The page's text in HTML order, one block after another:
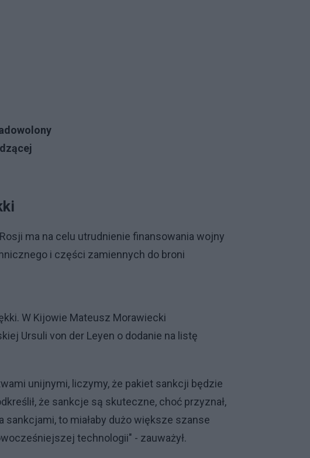
ma na celu utrudnienie finansowania wojny
i części zamiennych do broni
W Kijowie Mateusz Morawiecki
Ursuli von der Leyen o dodanie na listę
unijnymi, liczymy, że pakiet sankcji będzie
że sankcje są skuteczne, choć przyznał,
sankcjami, to miałaby dużo większe szanse
technologii" - zauważył.